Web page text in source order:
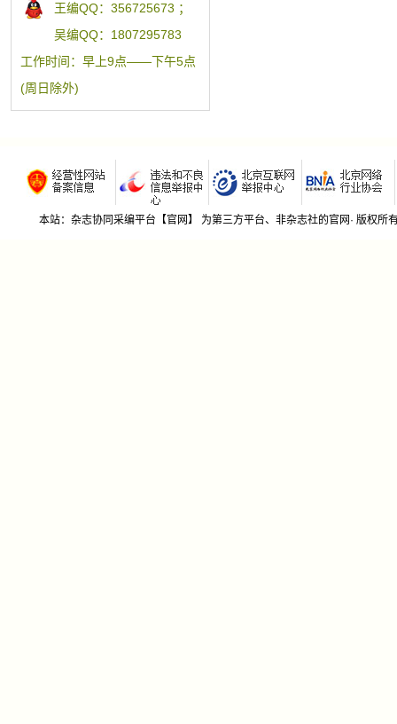
王编QQ：356725673 ；
吴编QQ：1807295783
工作时间：早上9点——下午5点
(周日除外)
本站：杂志协同采编平台【官网】 为第三方平台、非杂志社的官网· 版权